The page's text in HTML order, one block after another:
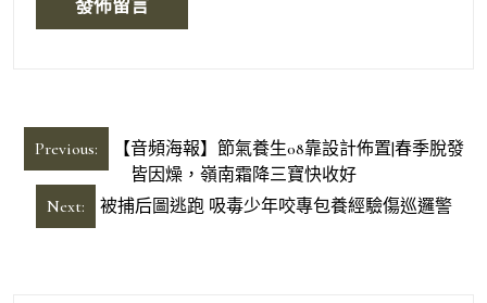
文
章
Previous:
【音頻海報】節氣養生08靠設計佈置|春季脫發
皆因燥，嶺南霜降三寶快收好
Next:
被捕后圖逃跑 吸毒少年咬專包養經驗傷巡邏警